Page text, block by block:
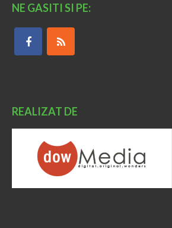
NE GASITI SI PE:
REALIZAT DE